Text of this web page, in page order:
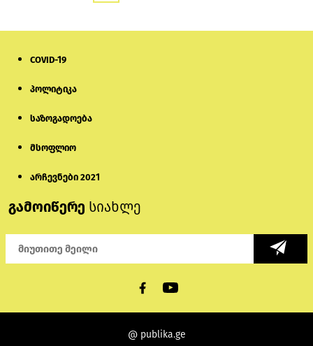
COVID-19
პოლიტიკა
საზოგადოება
მსოფლიო
არჩევნები 2021
გამოიწერე სიახლე
@ publika.ge